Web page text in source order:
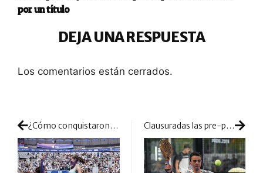
por un título
DEJA UNA RESPUESTA
Los comentarios están cerrados.
¿Cómo conquistaron su segundo título de la temporada Ari Sánchez y Paula Josemaría? Así se gestó el doblete Clausuradas las pre-previas, arrancan las previas que han dejado ya grandes partidos